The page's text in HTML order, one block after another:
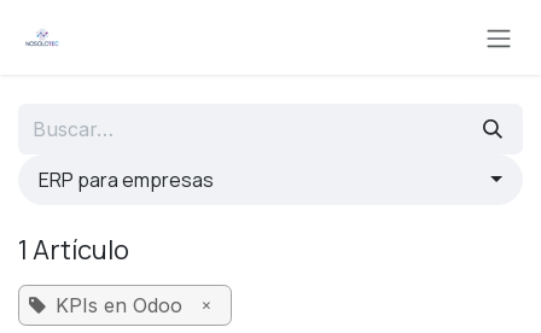
ERP para empresas
1 Artículo
KPIs en Odoo ×